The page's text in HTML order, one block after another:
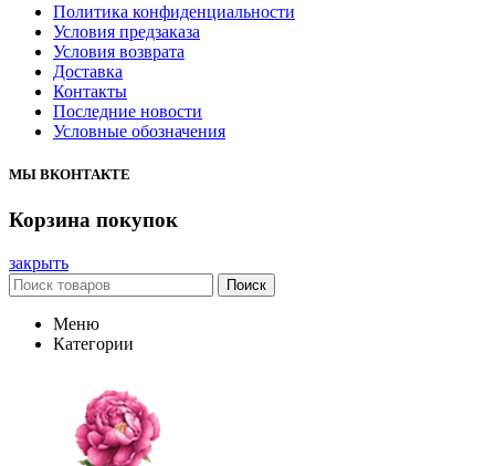
Политика конфиденциальности
Условия предзаказа
Условия возврата
Доставка
Контакты
Последние новости
Условные обозначения
МЫ ВКОНТАКТЕ
Корзина покупок
закрыть
Поиск
Меню
Категории